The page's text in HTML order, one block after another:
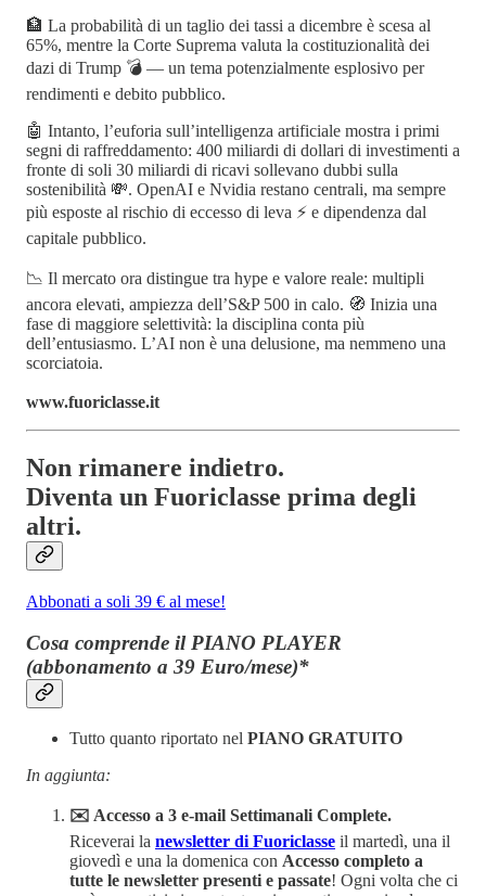
🏦 La probabilità di un taglio dei tassi a dicembre è scesa al
65%, mentre la Corte Suprema valuta la costituzionalità dei
dazi di Trump 💣 — un tema potenzialmente esplosivo per
rendimenti e debito pubblico.
🤖 Intanto, l’euforia sull’intelligenza artificiale mostra i primi
segni di raffreddamento: 400 miliardi di dollari di investimenti a
fronte di soli 30 miliardi di ricavi sollevano dubbi sulla
sostenibilità 💸. OpenAI e Nvidia restano centrali, ma sempre
più esposte al rischio di eccesso di leva ⚡ e dipendenza dal
capitale pubblico.
📉 Il mercato ora distingue tra hype e valore reale: multipli
ancora elevati, ampiezza dell’S&P 500 in calo. 🧭 Inizia una
fase di maggiore selettività: la disciplina conta più
dell’entusiasmo. L’AI non è una delusione, ma nemmeno una
scorciatoia.
www.fuoriclasse.it
Non rimanere indietro.
Diventa un Fuoriclasse prima degli
altri.
Abbonati a soli 39 € al mese!
Cosa comprende il PIANO PLAYER
(abbonamento a 39 Euro/mese)*
Tutto quanto riportato nel PIANO GRATUITO
In aggiunta:
✉️ Accesso a 3 e-mail Settimanali Complete.
Riceverai la newsletter di Fuoriclasse il martedì, una il
giovedì e una la domenica con Accesso completo a
tutte le newsletter presenti e passate! Ogni volta che ci